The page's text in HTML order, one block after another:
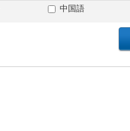
中国語